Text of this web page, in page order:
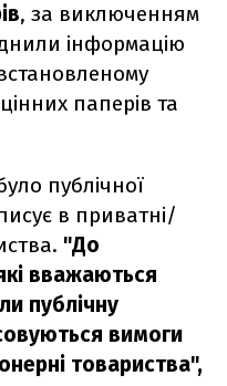
, за виключенням
інформацію
паперів та
публічної
в приватні/
"До
вважаються
публічну
вимоги
товариства",